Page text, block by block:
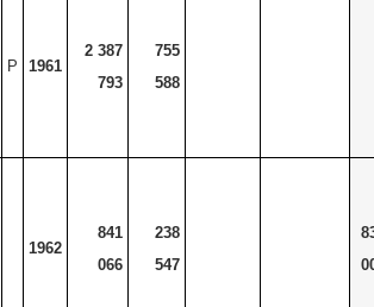
P 1961
2 387
793
755
588
1962
841
066
238
547